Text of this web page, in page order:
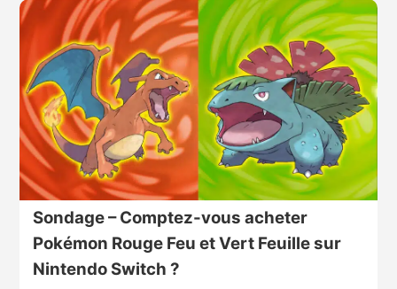
Sondage – Comptez-vous acheter
Pokémon Rouge Feu et Vert Feuille sur
Nintendo Switch ?